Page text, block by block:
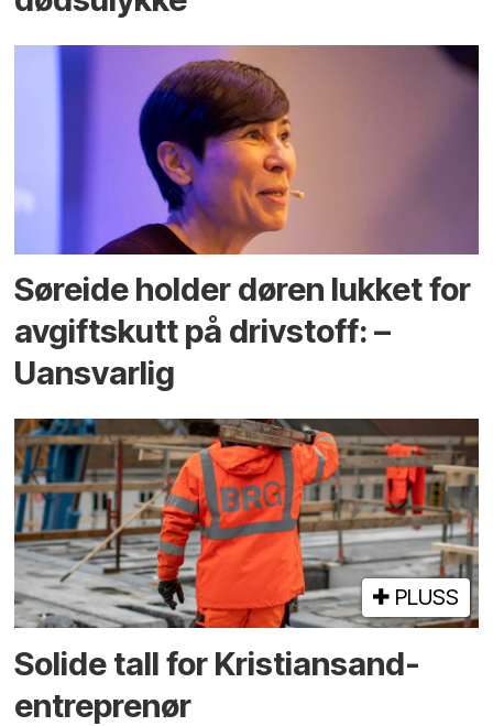
Søreide holder døren lukket for
avgiftskutt på drivstoff: –
Uansvarlig
PLUSS
Solide tall for Kristiansand-
entreprenør